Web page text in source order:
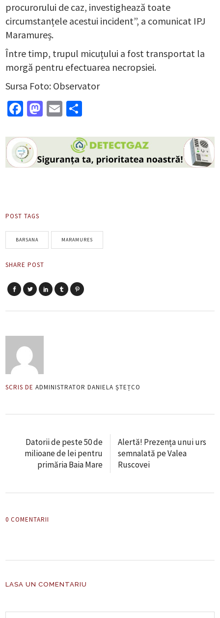
procurorului de caz, investighează toate
circumstanțele acestui incident”, a comunicat IPJ
Maramureș.
Între timp, trupul micuțului a fost transportat la
morgă pentru efectuarea necropsiei.
Sursa Foto: Observator
Facebook
Mastodon
Email
POST TAGS
BARSANA MARAMURES
SHARE POST
SCRIS DE ADMINISTRATOR DANIELA ȘTEȚCO
Datorii de peste 50 de
milioane de lei pentru
primăria Baia Mare
Alertă! Prezența unui urs
semnalată pe Valea
Ruscovei
0 COMENTARII
LASA UN COMENTARIU